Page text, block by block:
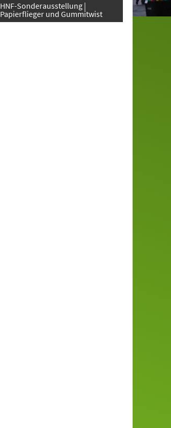
HNF-Sonderausstellung |
Papierflieger und Gummitwist